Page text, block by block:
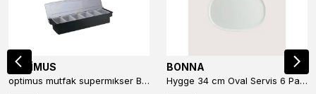
OPTİMUS
optimus mutfak supermıkser Bar Konteyner 6'lı 50×16×9 cm Kapaklı Polikarbon Organizer Bar & Kafe
BONNA
Hygge 34 cm Oval Servis 6 Parça